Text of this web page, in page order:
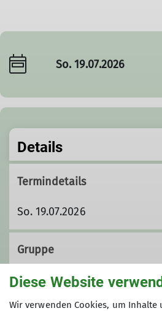
So. 19.07.2026
Details
Termindetails
So. 19.07.2026
Gruppe
Wandergruppe 4
Diese Website
Wir verwenden Cookies, um Inhalte